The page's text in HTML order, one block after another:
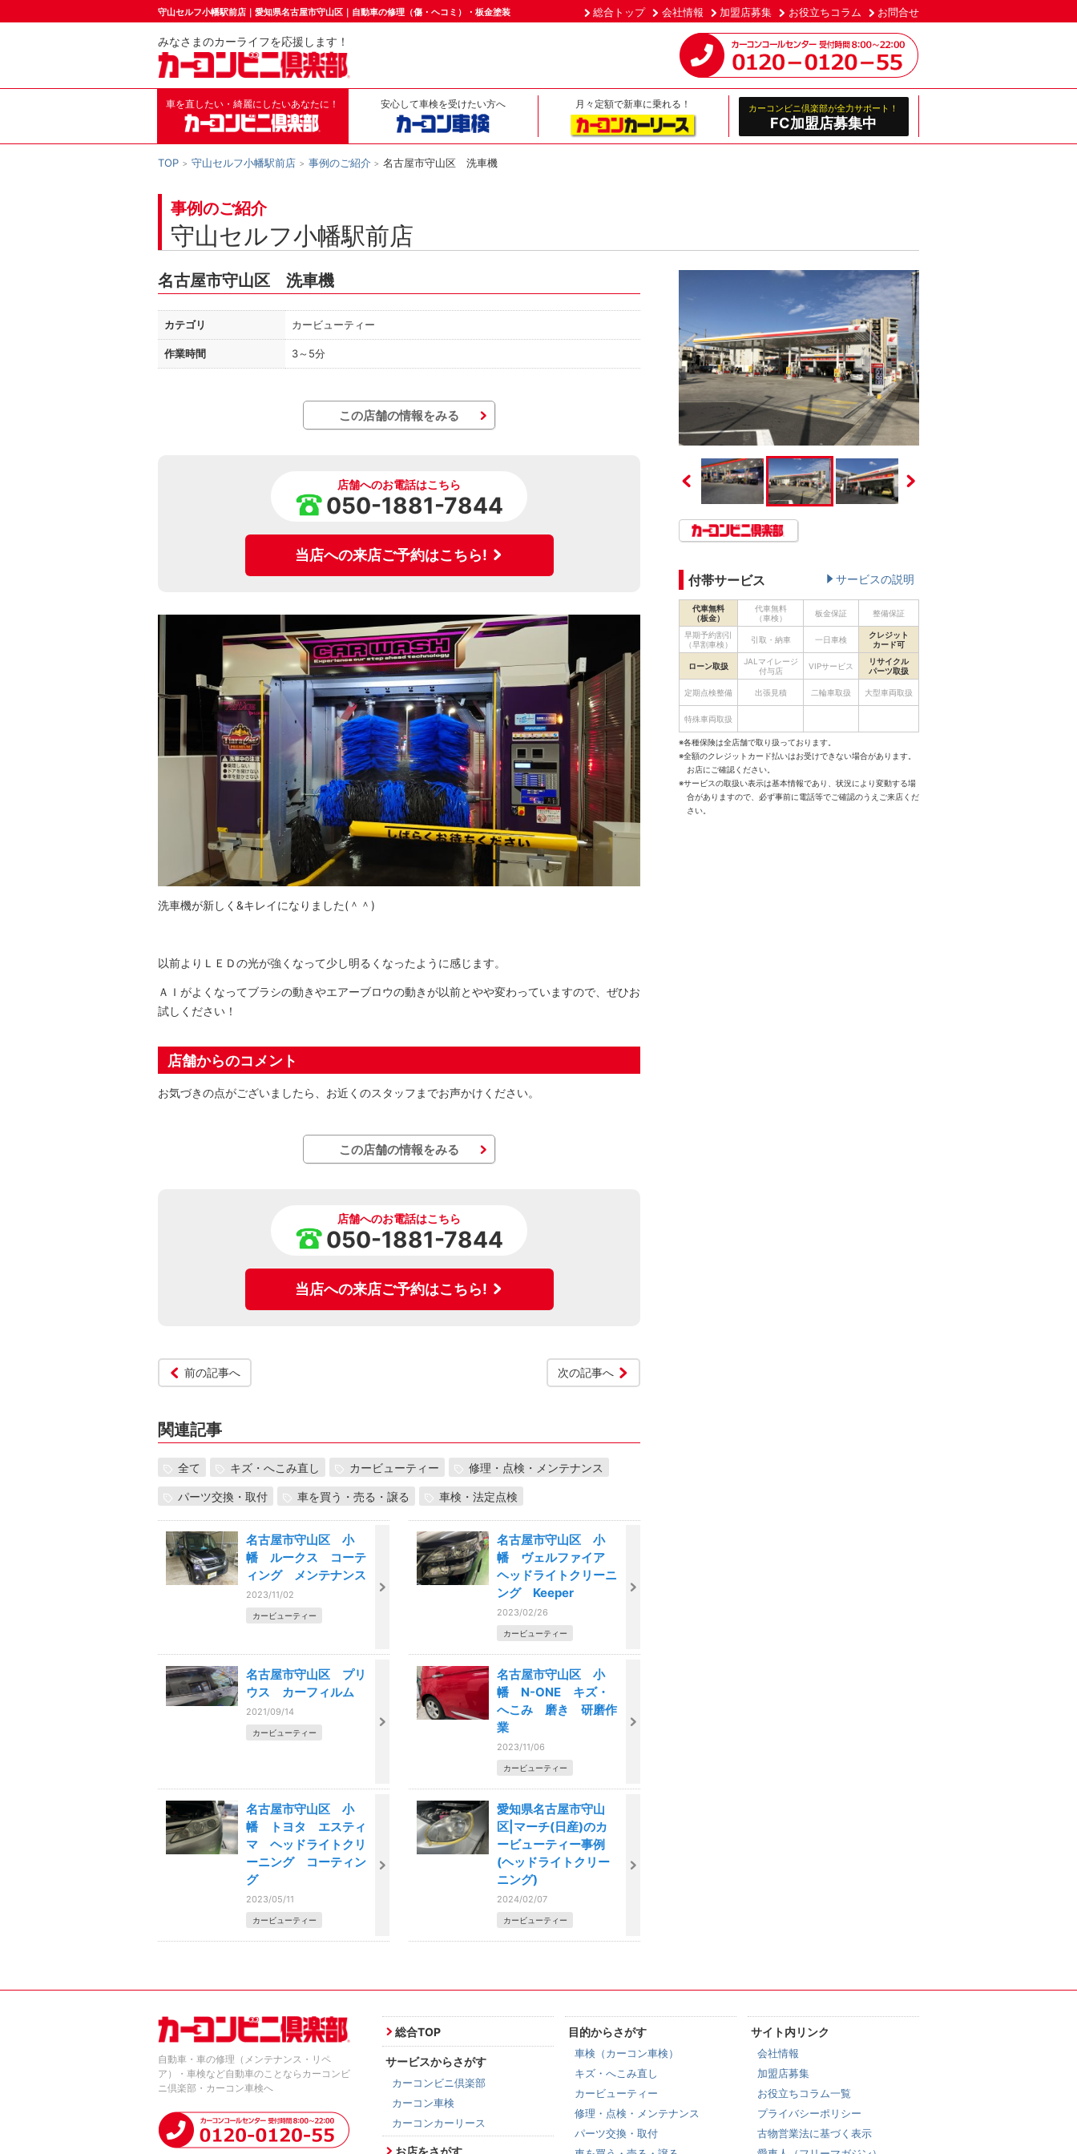
守山セルフ小幡駅前店｜愛知県名古屋市守山区｜自動車の修理（傷・ヘコミ）・板金塗装 総合トップ 会社情報 加盟店募集 お役立ちコラム お問合せ
みなさまのカーライフを応援します！
車を直したい・綺麗にしたいあなたに！ 安心して車検を受けたい方へ 月々定額で新車に乗れる！ カーコンビニ倶楽部が全力サポート！
FC加盟店募集中
TOP 守山セルフ小幡駅前店 事例のご紹介 名古屋市守山区 洗車機
事例のご紹介
守山セルフ小幡駅前店
名古屋市守山区 洗車機
カテゴリ カービューティー
作業時間 3～5分
この店舗の情報をみる
店舗へのお電話はこちら
050-1881-7844
当店への来店ご予約はこちら!
洗車機が新しく&キレイになりました(＾＾)
以前よりＬＥＤの光が強くなって少し明るくなったように感じます。
ＡＩがよくなってブラシの動きやエアーブロウの動きが以前とやや変わっていますので、ぜひお
試しください！
店舗からのコメント
お気づきの点がございましたら、お近くのスタッフまでお声かけください。
この店舗の情報をみる
店舗へのお電話はこちら
050-1881-7844
当店への来店ご予約はこちら!
前の記事へ 次の記事へ
関連記事
全て キズ・へこみ直し カービューティー 修理・点検・メンテナンス
パーツ交換・取付 車を買う・売る・譲る 車検・法定点検
名古屋市守山区 小
幡 ルークス コーテ
ィング メンテナンス
2023/11/02
カービューティー
名古屋市守山区 小
幡 ヴェルファイア
ヘッドライトクリーニ
ング Keeper
2023/02/26
カービューティー
名古屋市守山区 プリ
ウス カーフィルム
2021/09/14
カービューティー
名古屋市守山区 小
幡 N-ONE キズ・
へこみ 磨き 研磨作
業
2023/11/06
カービューティー
名古屋市守山区 小
幡 トヨタ エスティ
マ ヘッドライトクリ
ーニング コーティン
グ
2023/05/11
カービューティー
愛知県名古屋市守山
区|マーチ(日産)のカ
ービューティー事例
(ヘッドライトクリー
ニング)
2024/02/07
カービューティー
付帯サービス サービスの説明
代車無料
（板金）
代車無料
（車検）
板金保証 整備保証
早期予約割引
（早割車検）
引取・納車 一日車検
クレジット
カード可
ローン取扱
JALマイレージ
付与店
VIPサービス
リサイクル
パーツ取扱
定期点検整備 出張見積 二輪車取扱 大型車両取扱
特殊車両取扱
※各種保険は全店舗で取り扱っております。
※全額のクレジットカード払いはお受けできない場合があります。
お店にご確認ください。
※サービスの取扱い表示は基本情報であり、状況により変動する場
合がありますので、必ず事前に電話等でご確認のうえご来店くだ
さい。
自動車・車の修理（メンテナンス・リペ
ア）・車検など自動車のことならカーコンビ
ニ倶楽部・カーコン車検へ
総合TOP
サービスからさがす
カーコンビニ倶楽部
カーコン車検
カーコンカーリース
お店をさがす
目的からさがす
車検（カーコン車検）
キズ・へこみ直し
カービューティー
修理・点検・メンテナンス
パーツ交換・取付
サイト内リンク
会社情報
加盟店募集
お役立ちコラム一覧
プライバシーポリシー
古物営業法に基づく表示